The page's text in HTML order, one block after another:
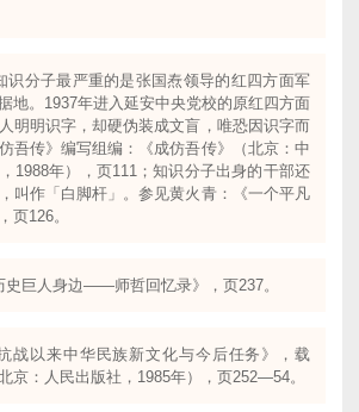
识分子最严重的是张国焘领导的红四方面军
地。1937年进入延安中央党校的原红四方面
明明识字，却硬伪装成文盲，唯恐因识字而
吾传》编写组编：《成仿吾传》（北京：中
1988年），页111；知识分子出身的干部还
叫作「白脚杆」。参见黄火青：《一个平凡
页126。
史巨人身边——师哲回忆录》，页237。
战以来中华民族新文化与今后任务》，载
京：人民出版社，1985年），页252—54。